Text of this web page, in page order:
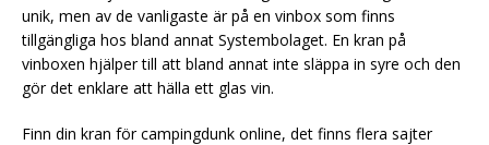
unik, men av de vanligaste är på en vinbox som finns
tillgängliga hos bland annat Systembolaget. En kran på
vinboxen hjälper till att bland annat inte släppa in syre och den
gör det enklare att hälla ett glas vin.
Finn din kran för campingdunk online, det finns flera sajter